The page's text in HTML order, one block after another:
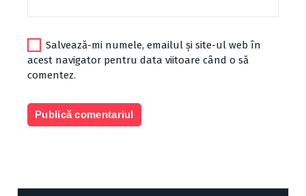
Salvează-mi numele, emailul și site-ul web în
acest navigator pentru data viitoare când o să
comentez.